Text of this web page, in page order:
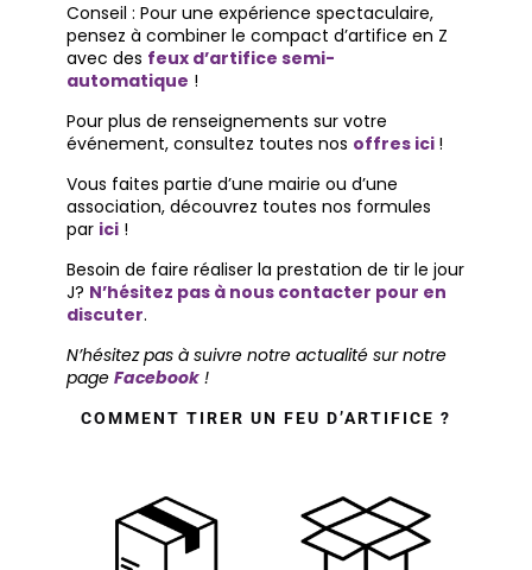
Conseil : Pour une expérience spectaculaire,
pensez à combiner le compact d’artifice en Z
avec des feux d’artifice semi-
automatique !
Pour plus de renseignements sur votre
événement, consultez toutes nos offres ici !
Vous faites partie d’une mairie ou d’une
association, découvrez toutes nos formules
par ici !
Besoin de faire réaliser la prestation de tir le jour
J? N’hésitez pas à nous contacter pour en
discuter.
N’hésitez pas à suivre notre actualité sur notre
pageFacebook !
COMMENT TIRER UN FEU D’ARTIFICE ?